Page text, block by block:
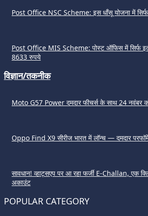
Post Office NSC Scheme: इस धाँसू योजना में
Post Office MIS Scheme: पोस्ट ऑफिस में सिर्फ
8633 रुपये
विज्ञान/तकनीक
Moto G57 Power दमदार फीचर्स के साथ 24 नवंबर को
Oppo Find X9 सीरीज भारत में लॉन्च — दमदार
सावधान! व्हाट्सएप पर आ रहा फर्जी E-Challan, एक
अकाउंट
POPULAR CATEGORY